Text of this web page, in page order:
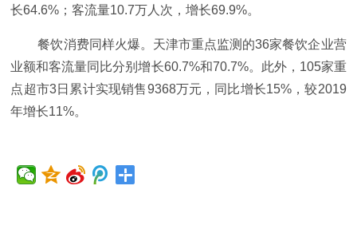
长64.6%；客流量10.7万人次，增长69.9%。
餐饮消费同样火爆。天津市重点监测的36家餐饮企业营
业额和客流量同比分别增长60.7%和70.7%。此外，105家重
点超市3日累计实现销售9368万元，同比增长15%，较2019
年增长11%。